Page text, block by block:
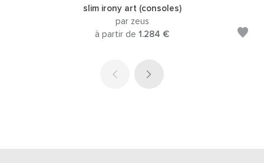
slim irony art (consoles)
par zeus
à partir de 1.284 €